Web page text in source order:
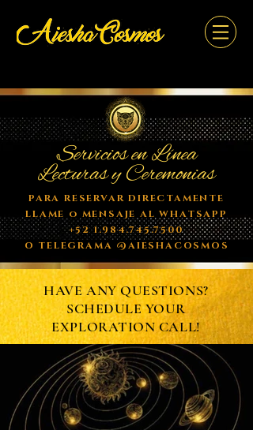
Servicios en Línea
Lecturas y Ceremonias
PARA RESERVAR DIRECTAMENTE
LLAME o MENSAJE AL WHATSAPP
+52 1.984.745.7500
O TELEGRAMA @AIESHACOSMOS
HAVE ANY QUESTIONS?
SCHEDULE YOUR
EXPLORATION CALL!